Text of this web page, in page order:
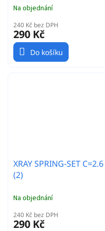
Na objednání
240 Kč bez DPH
290 Kč
Do košíku
XRAY SPRING-SET C=2.6
(2)
Na objednání
240 Kč bez DPH
290 Kč